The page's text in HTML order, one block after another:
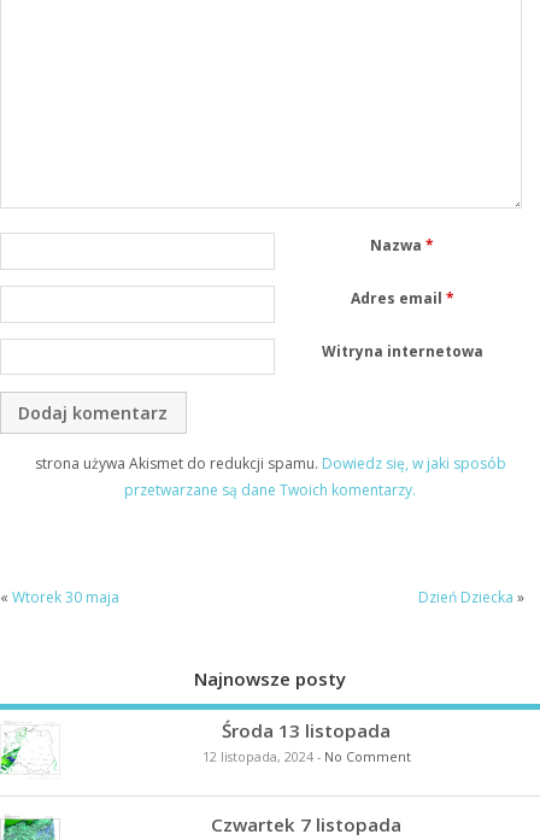
Nazwa*
Adres email *
Witryna internetowa
strona używa Akismet do redukcji spamu. Dowiedz się, w jaki sposób
przetwarzane są dane Twoich komentarzy.
« Wtorek 30 maja Dzień Dziecka »
Najnowsze posty
Środa 13 listopada
12 listopada, 2024- No Comment
Czwartek 7 listopada